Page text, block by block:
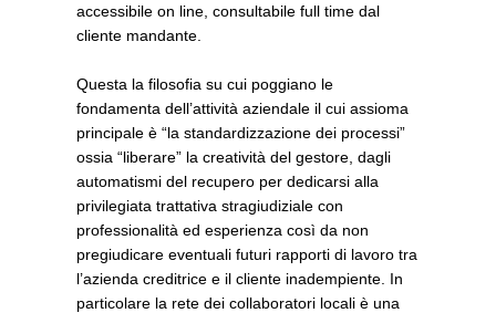
accessibile on line, consultabile full time dal
cliente mandante.
Questa la filosofia su cui poggiano le
fondamenta dell’attività aziendale il cui assioma
principale è “la standardizzazione dei processi”
ossia “liberare” la creatività del gestore, dagli
automatismi del recupero per dedicarsi alla
privilegiata trattativa stragiudiziale con
professionalità ed esperienza così da non
pregiudicare eventuali futuri rapporti di lavoro tra
l’azienda creditrice e il cliente inadempiente. In
particolare la rete dei collaboratori locali è una